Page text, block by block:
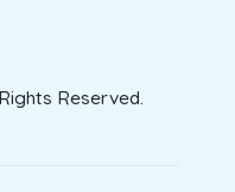
Reserved.